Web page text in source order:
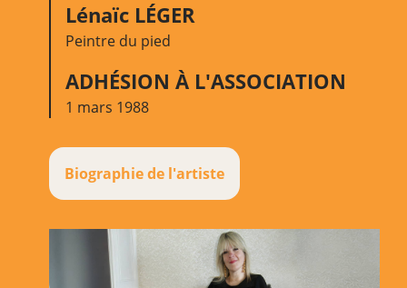
Lénaïc LÉGER
Peintre du pied
ADHÉSION À L'ASSOCIATION
1 mars 1988
Biographie de l'artiste